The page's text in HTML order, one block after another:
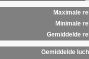
Maximale
Minimale
Gemiddelde
Gemiddelde